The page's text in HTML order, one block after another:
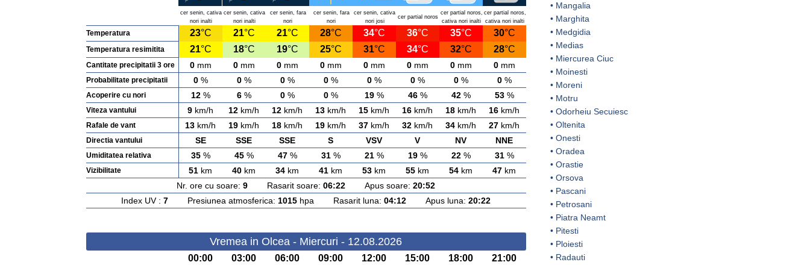
cer senin, cativa
nori inalti
cer senin, cativa
nori inalti
cer senin, fara
nori
cer senin, fara
nori
cer senin, cativa
nori josi
cer partial noros
cer partial noros,
cativa nori inalti
cer partial noros,
cativa nori inalti
Temperatura 23°C 21°C 21°C 28°C 34°C 36°C 35°C 30°C
Temperatura resimitita 21°C 18°C 19°C 25°C 31°C 34°C 32°C 28°C
Cantitate precipitatii 3 ore 0mm 0mm 0mm 0mm 0mm 0mm 0mm 0mm
Probabilitate precipitatii 0% 0% 0% 0% 0% 0% 0% 0%
Acoperire cu nori 12% 6% 0% 0% 19% 46% 42% 53%
Viteza vantului 9 km/h 12 km/h 12 km/h 13 km/h 15 km/h 16 km/h 18 km/h 16 km/h
Rafale de vant 13 km/h 19 km/h 18 km/h 19 km/h 37 km/h 32 km/h 34 km/h 27 km/h
Directia vantului SE SSE SSE S VSV V NV NNE
Umiditatea relativa 35% 45% 47% 31% 21% 19% 22% 31%
Vizibilitate 51 km 40 km 34 km 41 km 53 km 55 km 54 km 47 km
Nr. ore cu soare: 9 Rasarit soare: 06:22 Apus soare: 20:52
Index UV : 7 Presiunea atmosferica: 1015 hpa Rasarit luna: 04:12 Apus luna: 20:22
Vremea in Olcea - Miercuri - 12.08.2026
00:00 03:00 06:00 09:00 12:00 15:00 18:00 21:00
• Mangalia
• Marghita
• Medgidia
• Medias
• Miercurea Ciuc
• Moinesti
• Moreni
• Motru
• Odorheiu Secuiesc
• Oltenita
• Onesti
• Oradea
• Orastie
• Orsova
• Pascani
• Petrosani
• Piatra Neamt
• Pitesti
• Ploiesti
• Radauti